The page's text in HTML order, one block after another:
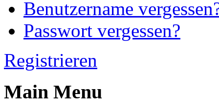
Benutzername
Passwort vergessen?
Registrieren
Main Menu